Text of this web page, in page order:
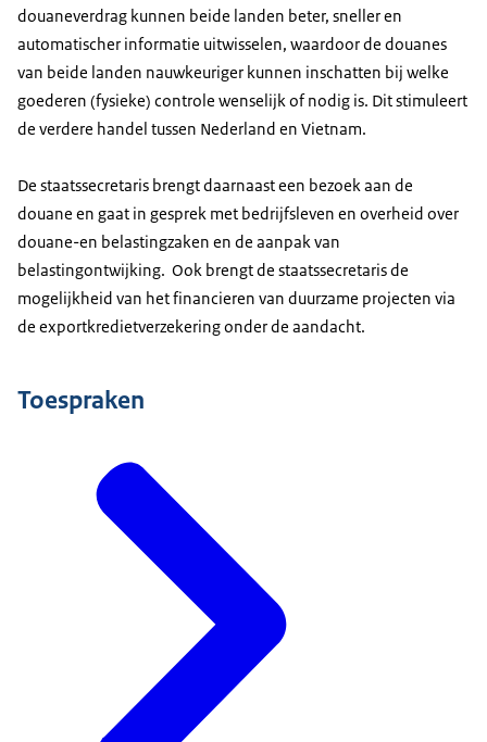
douaneverdrag kunnen beide landen beter, sneller en
automatischer informatie uitwisselen, waardoor de douanes
van beide landen nauwkeuriger kunnen inschatten bij welke
goederen (fysieke) controle wenselijk of nodig is. Dit stimuleert
de verdere handel tussen Nederland en Vietnam.
De staatssecretaris brengt daarnaast een bezoek aan de
douane en gaat in gesprek met bedrijfsleven en overheid over
douane-en belastingzaken en de aanpak van
belastingontwijking. Ook brengt de staatssecretaris de
mogelijkheid van het financieren van duurzame projecten via
de exportkredietverzekering onder de aandacht.
Toespraken